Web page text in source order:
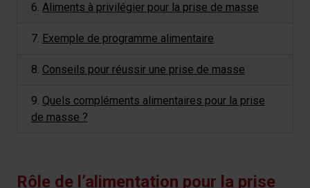
6. Aliments à privilégier pour la prise de masse
7. Exemple de programme alimentaire
8. Conseils pour réussir une prise de masse
9. Quels compléments alimentaires pour la prise
de masse ?
Rôle de l’alimentation pour la prise